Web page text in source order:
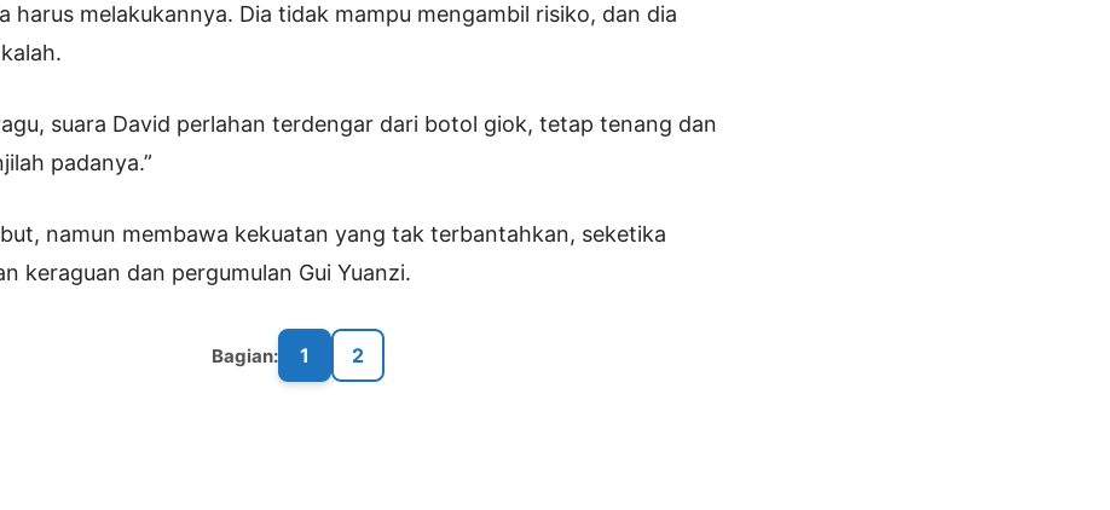
harus melakukannya. Dia tidak mampu mengambil risiko, dan dia
suara David perlahan terdengar dari botol giok, tetap tenang dan
padanya.”
namun membawa kekuatan yang tak terbantahkan, seketika
keraguan dan pergumulan Gui Yuanzi.
Bagian: 1 2